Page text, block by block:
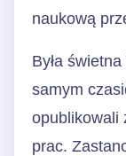
naukową
Była
samym
opublikowali
prac.